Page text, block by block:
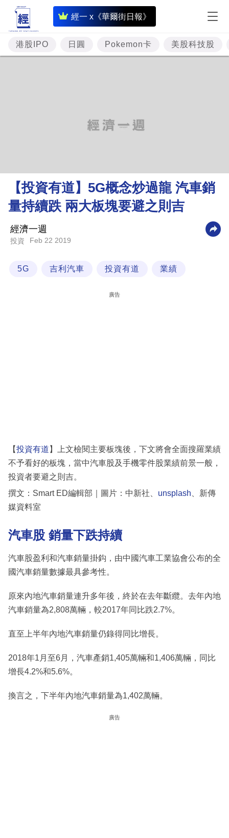
經一 x《華爾街日報》
即
時
財
經
理
財
商
科
區
港股IPO 日圓 Pokemon卡 美股科技股
【投資有道】5G概念炒過龍 汽車銷
量持續跌 兩大板塊要避之則吉
經濟一週
投資 Feb 22 2019
5G 吉利汽車 投資有道 業績
廣告
【投資有道 】上文檢閱主要板塊後，下文將會全面搜羅業績
不予看好的板塊，當中汽車股及手機零件股業績前景一般，
投資者要避之則吉。
撰文：Smart ED編輯部｜圖片：中新社、 unsplash 、新傳
媒資料室
汽車股 銷量下跌持續
汽車股盈利和汽車銷量掛鈎，由中國汽車工業協會公布的全
國汽車銷量數據最具參考性。
原來內地汽車銷量連升多年後，終於在去年斷纜。去年內地
汽車銷量為2,808萬輛，較2017年同比跌2.7%。
直至上半年內地汽車銷量仍錄得同比增長。
2018年1月至6月，汽車產銷1,405萬輛和1,406萬輛，同比
增長4.2%和5.6%。
換言之，下半年內地汽車銷量為1,402萬輛。
廣告